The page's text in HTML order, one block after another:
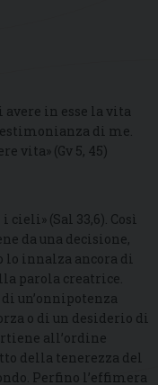
avere in esse la vita
di me.
vita» (Gv 5, 45)
(Sal 33,6). Così
da una decisione,
lo innalza ancora di
parola creatrice.
un’onnipotenza
o di un desiderio di
all’ordine
della tenerezza del
Perfino l’effimera